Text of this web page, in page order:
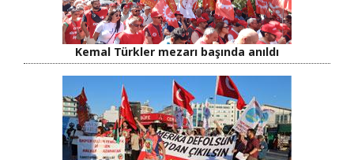
Kemal Türkler mezarı başında anıldı